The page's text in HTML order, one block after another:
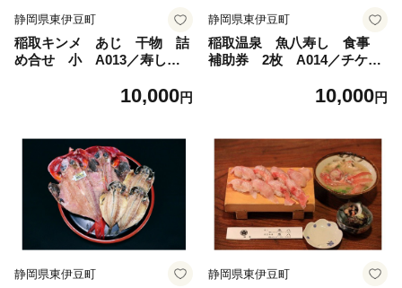
静岡県東伊豆町
稲取キンメ あじ 干物 詰
め合せ 小 A013／寿し魚
10,000円
静岡県東伊豆町
稲取温泉 魚八寿し 食事
補助券 2枚 A014／チケッ
10,000円
静岡県東伊豆町 静岡県東伊豆町